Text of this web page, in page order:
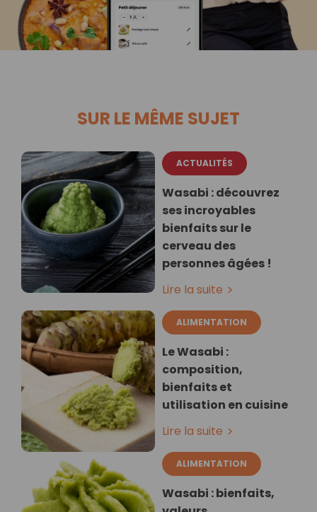
SUR LE MÊME SUJET
ACTUALITÉS
Wasabi : découvrez
ses incroyables
bienfaits sur le
cerveau des
personnes âgées !
Lire la suite
ALIMENTATION
Le Wasabi :
composition,
bienfaits et
utilisation en cuisine
Lire la suite
ALIMENTATION
Wasabi : bienfaits,